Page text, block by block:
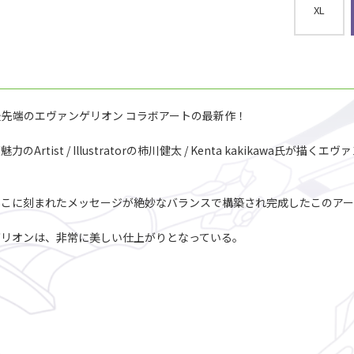
XL
端のエヴァンゲリオン コラボアートの最新作！
力のArtist / Illustratorの柿川健太 / Kenta kakikawa氏が描くエヴァ
に刻まれたメッセージが絶妙なバランスで構築され完成したこのア
ンは、非常に美しい仕上がりとなっている。